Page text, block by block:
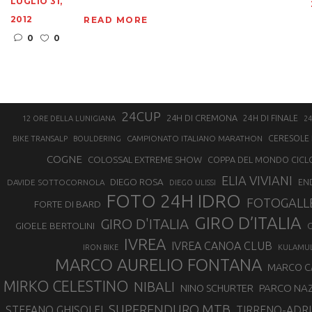
2012
0
0
READ MORE
12 ORE DELLA LUNIGIANA 24CUP 24H DI CREMONA 24H DI FINALE
BIKE TRANSALP BOULDERING CAMPIONATO ITALIANO MARATHON CERESOLE
COGNE COLOSSAL EXTREME SHOW COPPA DEL MONDO
DAVIDE SOTTOCORNOLA DIEGO ROSA DIEGO ULISSI ELIA VIVIANI
FORTE DI BARD FOTO 24H IDRO
GIOELE BERTOLINI GIRO D'ITALIA GIRO D’ITALIA
IRON BIKE IVREA IVREA CANOA CLUB
MARCO AURELIO FONTANA MARCO
MIRKO CELESTINO NIBALI NINO SCHURTER PARCO